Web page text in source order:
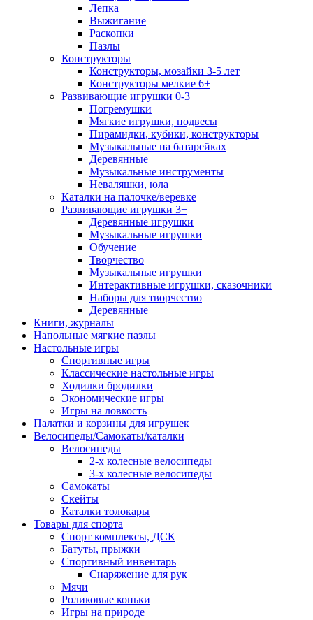
Лепка
Выжигание
Раскопки
Пазлы
Конструкторы
Конструкторы, мозайки 3-5 лет
Конструкторы мелкие 6+
Развивающие игрушки 0-3
Погремушки
Мягкие игрушки, подвесы
Пирамидки, кубики, конструкторы
Музыкальные на батарейках
Деревянные
Музыкальные инструменты
Неваляшки, юла
Каталки на палочке/веревке
Развивающие игрушки 3+
Деревянные игрушки
Музыкальные игрушки
Обучение
Творчество
Музыкальные игрушки
Интерактивные игрушки, сказочники
Наборы для творчество
Деревянные
Книги, журналы
Напольные мягкие пазлы
Настольные игры
Спортивные игры
Классические настольные игры
Ходилки бродилки
Экономические игры
Игры на ловкость
Палатки и корзины для игрушек
Велосипеды/Самокаты/каталки
Велосипеды
2-х колесные велосипеды
3-х колесные велосипеды
Самокаты
Скейты
Каталки толокары
Товары для спорта
Спорт комплексы, ДСК
Батуты, прыжки
Спортивный инвентарь
Снаряжение для рук
Мячи
Роликовые коньки
Игры на природе